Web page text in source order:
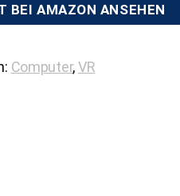
BEI AMAZON ANSEHEN
Computer,VR